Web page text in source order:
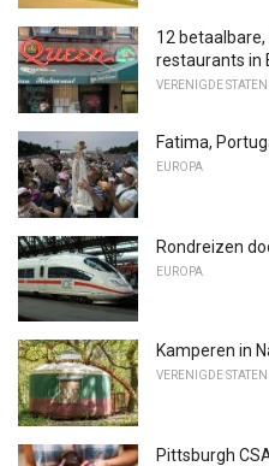
12
restaurants in
VERENIGDE STATEN
Fatima,
EUROPA
Rondreizen
EUROPA
Kamperen in
VERENIGDE STATEN
Pittsburgh